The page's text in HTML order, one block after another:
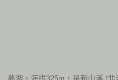
夢湖，海拔325m，是新山溪 (北